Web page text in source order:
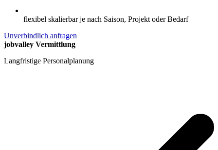
flexibel skalierbar je nach Saison, Projekt oder Bedarf
Unverbindlich anfragen
jobvalley Vermittlung
Langfristige Personalplanung